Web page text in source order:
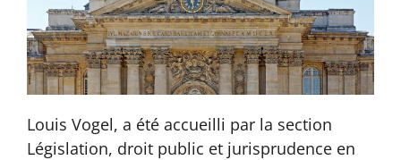
Louis Vogel, a été accueilli par la section
Législation, droit public et jurisprudence en